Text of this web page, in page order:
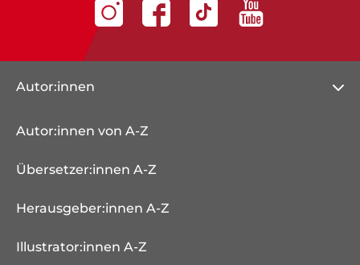
Autor:innen
Autor:innen von A-Z
Übersetzer:innen A-Z
Herausgeber:innen A-Z
Illustrator:innen A-Z